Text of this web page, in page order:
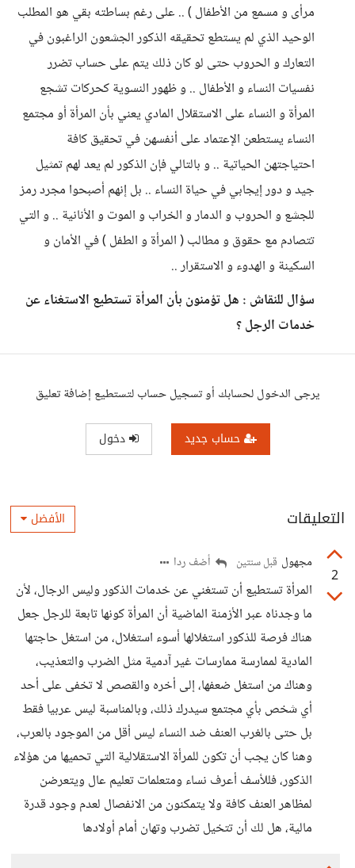
مرأى و مسمع من الأطفال ) .. على رغم بساطته بقي هو المطلب
الوحيد الذي لم يستطع تحقيقه الذكور الجشعون الراغبون في
التعارك و الحروب حتى لو كان ذلك يتم على حساب تضرر
نفسيات النساء و الأطفال .. و ظهور النسوية كحركات تشجع
المرأة و النساء على الاستقلال المادي يعني بأن المرأة أو مجتمع
النساء يستطعن الإعتماد على أنفسهن في تحقيق كافة
احتياجتهن الحياتية .. و بالتالي فإن الذكور لم يعد لهم تمثيل
جيد و دور إيجابي في حياة النساء .. بل إنهم أصبحوا مجرد رمز
للجشع و الحروب و الدمار و الخراب و الموت و الأنانية .. و التي
تتصادم مع حقوق و مطالب ( المرأة و الطفل ) في الأمان و
السكينة و الهدوء و الاستقرار ..
سؤال للنقاش : هل تؤمنون بأن المرأة تستطيع الاستغناء عن
خدمات الرجل ؟
يرجى الدخول لحسابك أو تسجيل حساب لتستطيع إضافة تعليق
حساب جديد دخول
التعليقات الأفضل
2
مجهول قبل سنتين أضف ردا
المرأة تستطيع أن تستغني عن خدمات الذكور وليس الرجال، لأن
ما وجدناه عبر الأزمنة الماضية أن المرأة كونها تابعة للرجل جعل
هناك فرصة للذكور استغلالها أسوء استغلال، من استغل حاجتها
المادية لممارسة ممارسات غير آدمية مثل الضرب والتعذيب،
وهناك من استغل ضعفها، إلى أخره والقصص لا تخفى على أحد
أي شخص بأي مجتمع سيدرك ذلك، وبالمناسبة ليس عربيا فقط
بل حتى بالغرب العنف ضد النساء ليس أقل من الموجود بالعرب،
وهنا كان يجب أن تكون للمرأة الاستقلالية التي تحميها من هؤلاء
الذكور، فللأسف أعرف نساء ومتعلمات تعليم عال ويتعرضن
لمظاهر العنف كافة ولا يتمكنون من الانفصال لعدم وجود قدرة
مالية، هل لك أن تتخيل تضرب وتهان أمام أولادها